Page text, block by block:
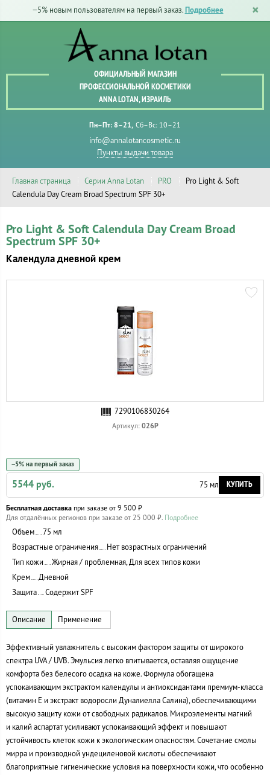
−5% новым пользователям на первый заказ. Подробнее
ОФИЦИАЛЬНЫЙ МАГАЗИН
ПРОФЕССИОНАЛЬНОЙ КОСМЕТИКИ
ANNA LOTAN, ИЗРАИЛЬ
Пн–Пт: 8–21 Сб–Вс: 10–21
info@annalotancosmetic.ru
Пункты выдачи товара
Главная страница Серии Anna Lotan PRO
Pro Light & Soft
Calendula Day Cream Broad Spectrum SPF 30+
Pro Light & Soft Calendula Day Cream Broad
Spectrum SPF 30+
Календула дневной крем
7290106830264
Артикул: 026Р
−5% на первый заказ
5544 руб. 75 мл КУПИТЬ
Бесплатная доставка при заказе от 9 500 ₽
Для отдалённых регионов при заказе от 25 000 ₽.
Подробнее
Объем
75 мл
Возрастные ограничения
Нет возрастных ограничений
Тип кожи
Жирная / проблемная, Для всех типов кожи
Крем
Дневной
Защита
Содержит SPF
Эффективный увлажнитель с высоким фактором защиты от широкого
спектра UVA / UVB. Эмульсия легко впитывается, оставляя ощущение
комфорта без белесого осадка на коже. Формула обогащена
успокаивающим экстрактом календулы и антиоксидантами премиум-класса
(витамин Е и экстракт водоросли Дуналиелла Салина), обеспечивающими
высокую защиту кожи от свободных радикалов. Микроэлементы магний
и калий аспартат усиливают успокаивающий эффект и повышают
устойчивость клеток кожи к экологическим опасностям. Сочетание смолы
мирра и производной ундециленовой кислоты обеспечивают
благоприятные гигиенические условия на поверхности кожи, что особенно